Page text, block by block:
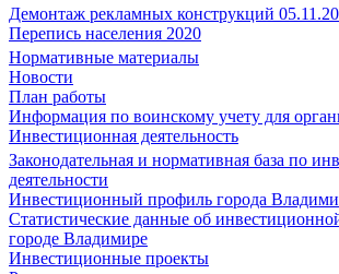
Демонтаж рекламных конструкций
Перепись населения 2020
Нормативные материалы
Новости
План работы
Информация по воинскому учету для
Инвестиционная деятельность
Законодательная и нормативная база по
деятельности
Инвестиционный профиль города
Статистические данные об
городе Владимире
Инвестиционные проекты